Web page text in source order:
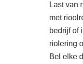
Last van
met
bedrijf of
riolering
Bel elke